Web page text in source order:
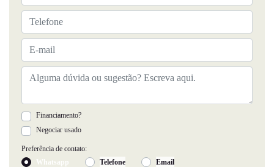
Financiamento?
Negociar usado
Preferência de contato:
Whatsapp
Telefone Email